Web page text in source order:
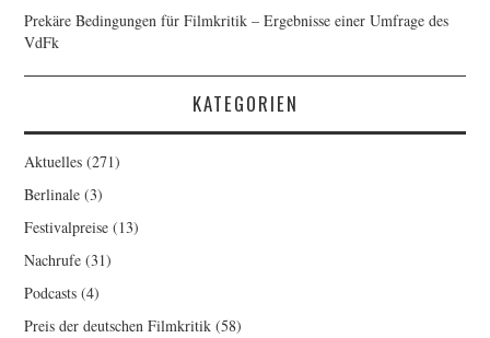
Prekäre Bedingungen für Filmkritik – Ergebnisse einer Umfrage des
VdFk
KATEGORIEN
Aktuelles (271)
Berlinale (3)
Festivalpreise (13)
Nachrufe (31)
Podcasts (4)
Preis der deutschen Filmkritik (58)